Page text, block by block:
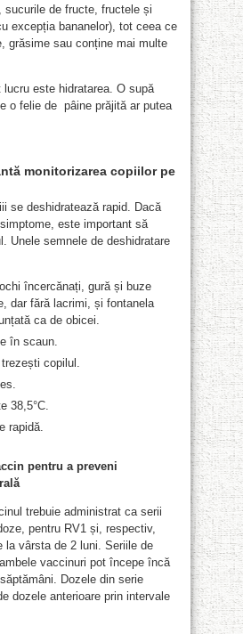
sucurile de fructe, fructele și
excepția bananelor), tot ceea ce
grăsime sau conține mai multe
lucru este hidratarea. O supă
o felie de pâine prăjită ar putea
monitorizarea copiilor pe
se deshidratează rapid. Dacă
este important să
Unele semnele de deshidratare
încercănați, gură și buze
dar fără lacrimi, și fontanela
ca de obicei.
în scaun.
copilul.
38,5°C.
rapidă.
pentru a preveni
trebuie administrat ca serii
pentru RV1 și, respectiv,
la vârsta de 2 luni. Seriile de
vaccinuri pot începe încă
Dozele din serie
dozele anterioare prin intervale